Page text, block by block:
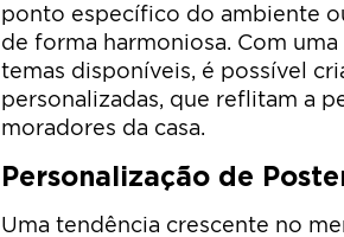
ponto específico do ambiente
de forma harmoniosa. Com
temas disponíveis, é possível
personalizadas, que reflitam a
moradores da casa.
Personalização de
Uma tendência crescente no